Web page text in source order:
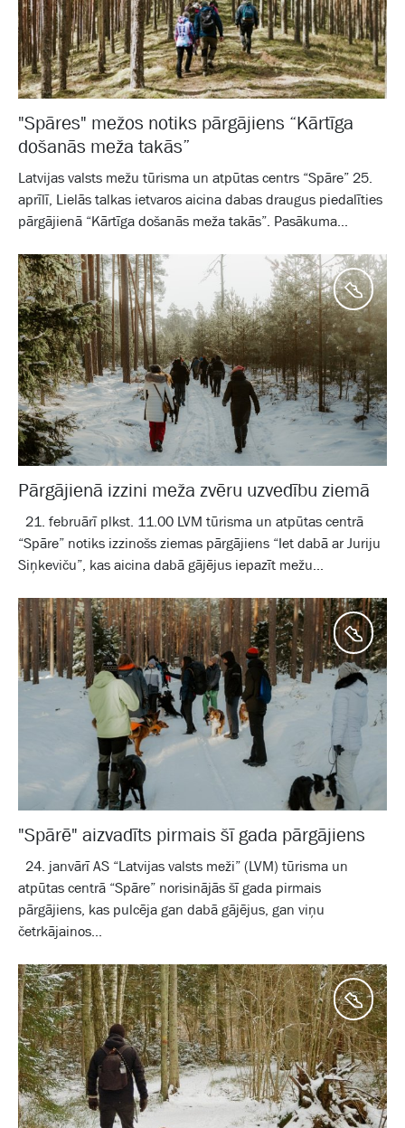
"Spāres" mežos notiks pārgājiens “Kārtīga
došanās meža takās”
Latvijas valsts mežu tūrisma un atpūtas centrs “Spāre” 25.
aprīlī, Lielās talkas ietvaros aicina dabas draugus piedalīties
pārgājienā “Kārtīga došanās meža takās”. Pasākuma...
Pārgājienā izzini meža zvēru uzvedību ziemā
21. februārī plkst. 11.00 LVM tūrisma un atpūtas centrā
“Spāre” notiks izzinošs ziemas pārgājiens “Iet dabā ar Juriju
Siņkeviču”, kas aicina dabā gājējus iepazīt mežu...
"Spārē" aizvadīts pirmais šī gada pārgājiens
24. janvārī AS “Latvijas valsts meži” (LVM) tūrisma un
atpūtas centrā “Spāre” norisinājās šī gada pirmais
pārgājiens, kas pulcēja gan dabā gājējus, gan viņu
četrkājainos...